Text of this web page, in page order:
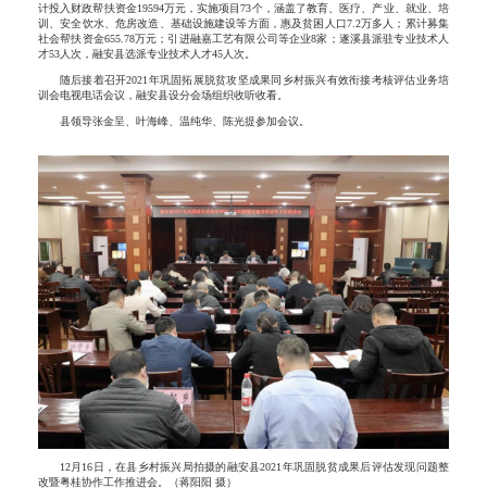
计投入财政帮扶资金19594万元，实施项目73个，涵盖了教育、医疗、产业、就业、培
训、安全饮水、危房改造、基础设施建设等方面，惠及贫困人口7.2万多人；累计募集
社会帮扶资金655.78万元；引进融嘉工艺有限公司等企业8家；遂溪县派驻专业技术人
才53人次，融安县选派专业技术人才45人次。
随后接着召开2021年巩固拓展脱贫攻坚成果同乡村振兴有效衔接考核评估业务培
训会电视电话会议，融安县设分会场组织收听收看。
县领导张金呈、叶海峰、温纯华、陈光提参加会议。
12月16日，在县乡村振兴局拍摄的融安县2021年巩固脱贫成果后评估发现问题整
改暨粤桂协作工作推进会。（蒋阳阳 摄）